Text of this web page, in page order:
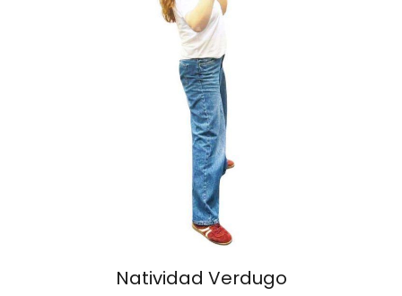
Natividad Verdugo